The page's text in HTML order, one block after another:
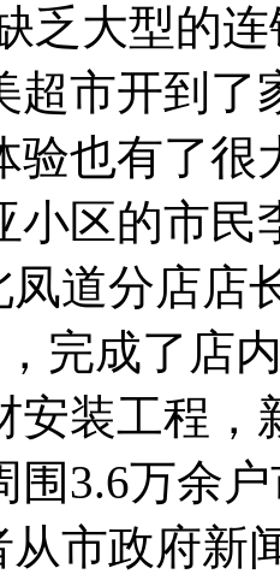
乏大型的
超市开到了
验也有了很
小区的市
道分店店
完成了店
安装工程，
围3.6万余
从市政府新